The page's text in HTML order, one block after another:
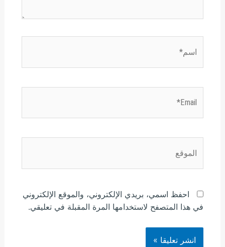
احفظ اسمي، بريدي الإلكتروني، والموقع الإلكتروني
في هذا المتصفح لاستخدامها المرة المقبلة في تعليقي.